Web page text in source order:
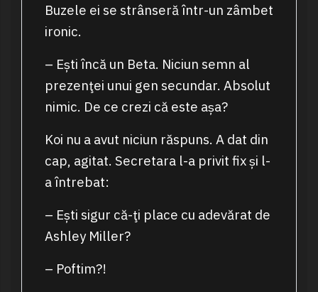
Buzele ei se strânseră într-un zâmbet
ironic.
– Ești încă un Beta. Niciun semn al
prezenţei unui gen secundar. Absolut
nimic. De ce crezi că este așa?
Koi nu a avut niciun răspuns. A dat din
cap, agitat. Secretara l-a privit fix și l-
a întrebat:
– Ești sigur că-ţi place cu adevărat de
Ashley Miller?
– Poftim?!